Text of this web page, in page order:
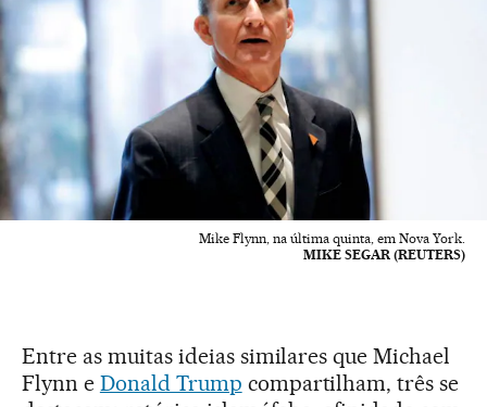
Mike Flynn, na última quinta, em Nova York.
MIKE SEGAR (REUTERS)
Entre as muitas ideias similares que Michael
Flynn e Donald Trump compartilham, três se